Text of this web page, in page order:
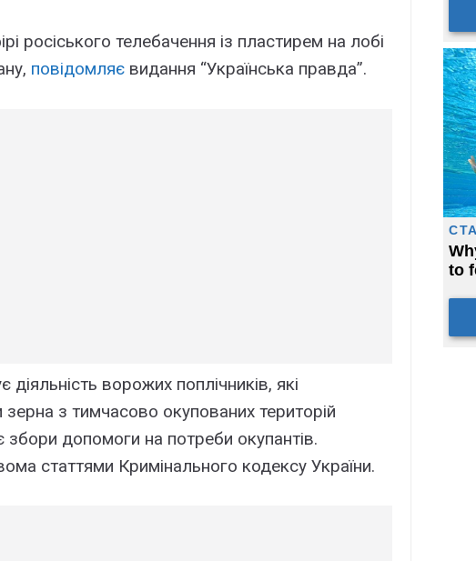
росіського телебачення із пластирем на лобі
повідомляє видання “Українська правда”.
ворожих поплічників, які
з тимчасово окупованих територій
допомоги на потреби окупантів.
статтями Кримінального кодексу України.